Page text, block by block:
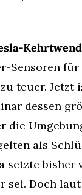
Sensoren
teuer. Jetzt
dessen
die
als
setzte bisher
sei. Doch